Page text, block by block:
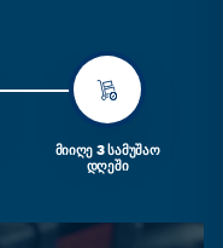
ᲛᲘᲘᲦᲔ 3 ᲡᲐᲛᲣᲨᲐᲝ
ᲓᲦᲔᲨᲘ